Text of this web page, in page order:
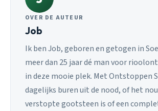
OVER DE AUTEUR
Job
Ik ben Job, geboren en getogen in
meer dan 25 jaar dé man voor
in deze mooie plek. Met Ontstoppen
dagelijks buren uit de nood, of het
verstopte gootsteen is of een